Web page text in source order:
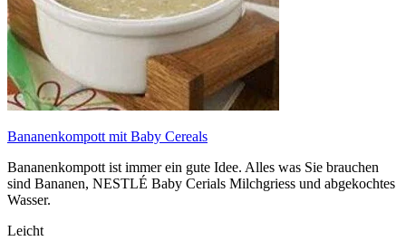
Bananenkompott mit Baby Cereals
Bananenkompott ist immer ein gute Idee. Alles was Sie brauchen
sind Bananen, NESTLÉ Baby Cerials Milchgriess und abgekochtes
Wasser.
Leicht